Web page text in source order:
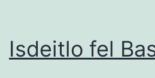
Isdeitlo fel